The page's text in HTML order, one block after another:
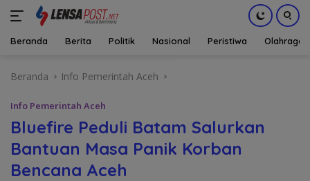
Beranda Berita Politik Nasional Peristiwa Olahraga
Beranda Info Pemerintah Aceh
Info Pemerintah Aceh
Bluefire Peduli Batam Salurkan
Bantuan Masa Panik Korban
Bencana Aceh